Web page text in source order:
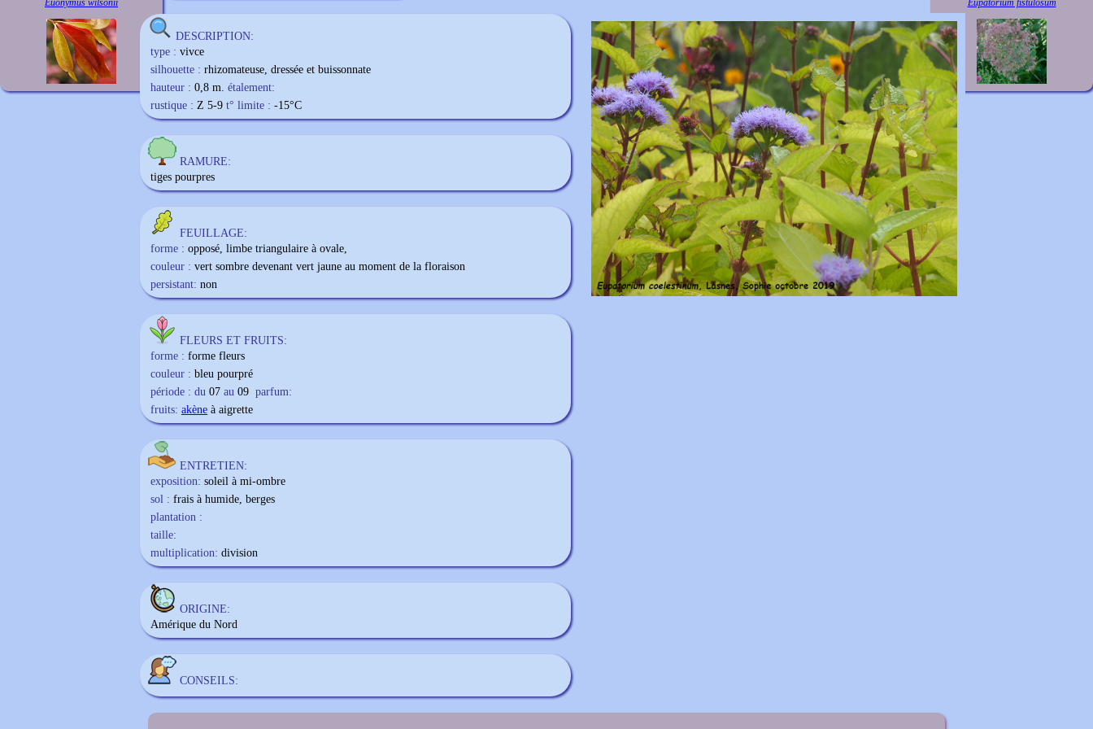
Euonymus wilsonii Eupatorium fistulosum
DESCRIPTION:
type : vivce
silhouette : rhizomateuse, dressée et buissonnate
hauteur : 0,8 m. étalement:
rustique : Z 5-9 t° limite : -15°C
RAMURE:
tiges pourpres
FEUILLAGE:
forme : opposé, limbe triangulaire à ovale,
couleur : vert sombre devenant vert jaune au moment de la floraison
persistant: non
FLEURS ET FRUITS:
forme : forme fleurs
couleur : bleu pourpré
période : du 07 au 09 parfum:
fruits: akène à aigrette
ENTRETIEN:
exposition: soleil à mi-ombre
sol : frais à humide, berges
plantation :
taille:
multiplication: division
ORIGINE:
Amérique du Nord
CONSEILS: